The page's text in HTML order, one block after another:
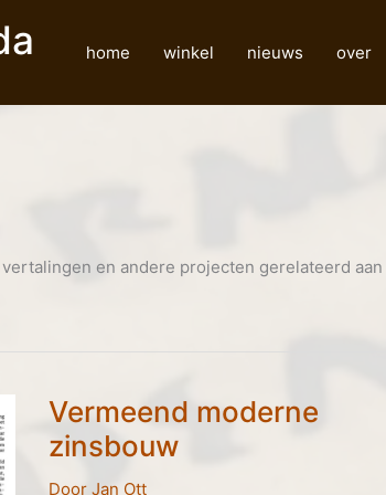
home winkel nieuws over
en andere projecten gerelateerd aan
Vermeend moderne
zinsbouw
Door Jan Ott